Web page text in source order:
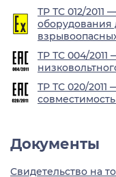
ТР ТС 012/2011
оборудования
ТР ТС 004/2011
ТР ТС 020/2011
Документы
Свидетельство на